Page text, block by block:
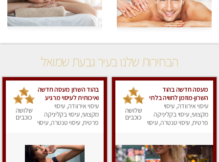
הבחירות שלנו בעיר גבעת שמואל
מעסה חדשה בהוד
השרון-מוזמן לחוויה בלתי
נשכחת!!!עיסוי מפנק
ביותר במקום פרטי
לחלוטין!
עיסוי אירוודה, עיסוי
מקצועי, עיסוי בקליניקה
פרטית, עיסוי טנטרה, עיסוי
שלושה
כוכבים
בהוד השרון מעסה חדשה
ואיכותית לעיסוי מרגיע
ומפנק VIP-מומלץ
לחלוטין! פרטי! ​​​​​​ Highly
recommended
עיסוי אירוודה, עיסוי
מקצועי, עיסוי בקליניקה
פרטית, עיסוי טנטרה, עיסוי
שלושה
כוכבים